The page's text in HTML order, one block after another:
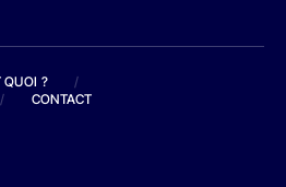
QUOI ?
/
/ CONTACT